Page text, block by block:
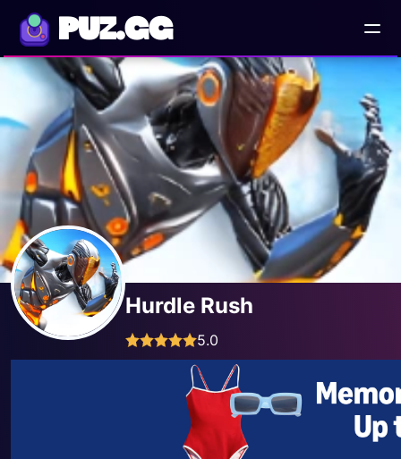
PUZ.GG
Hurdle Rush
5.0